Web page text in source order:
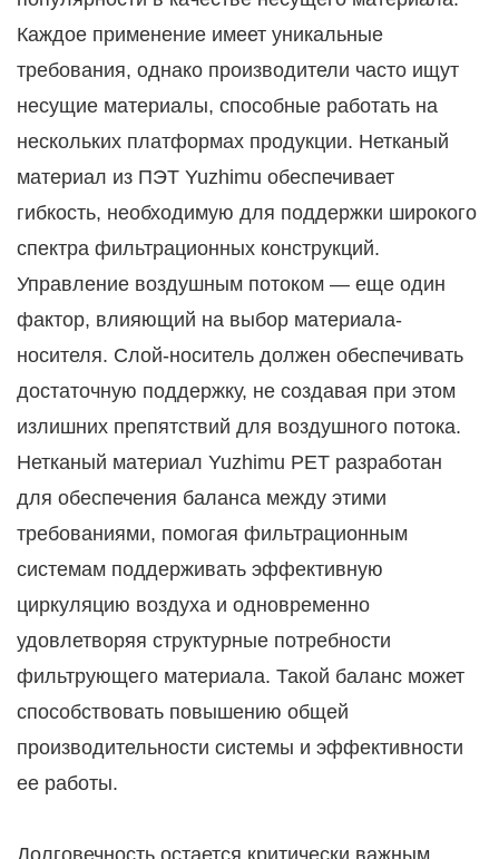
Каждое применение имеет уникальные
требования, однако производители часто ищут
несущие материалы, способные работать на
нескольких платформах продукции. Нетканый
материал из ПЭТ Yuzhimu обеспечивает
гибкость, необходимую для поддержки широкого
спектра фильтрационных конструкций.
Управление воздушным потоком — еще один
фактор, влияющий на выбор материала-
носителя. Слой-носитель должен обеспечивать
достаточную поддержку, не создавая при этом
излишних препятствий для воздушного потока.
Нетканый материал Yuzhimu PET разработан
для обеспечения баланса между этими
требованиями, помогая фильтрационным
системам поддерживать эффективную
циркуляцию воздуха и одновременно
удовлетворяя структурные потребности
фильтрующего материала. Такой баланс может
способствовать повышению общей
производительности системы и эффективности
ее работы.